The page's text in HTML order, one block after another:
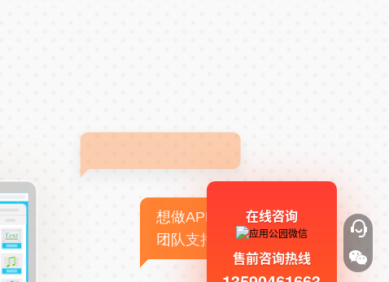
想做APP，但没有技术
团队支持
在线咨询
售前咨询热线